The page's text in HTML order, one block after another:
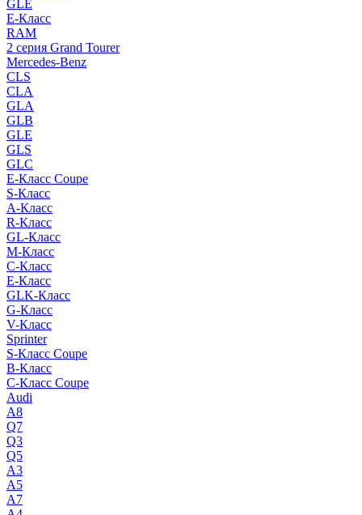
GLE
E-Класс
RAM
2 серия Grand Tourer
Mercedes-Benz
CLS
CLA
GLA
GLB
GLE
GLS
GLC
E-Класс Coupe
S-Класс
A-Класс
R-Класс
GL-Класс
M-Класс
C-Класс
E-Класс
GLK-Класс
G-Класс
V-Класс
Sprinter
S-Класс Сoupe
B-Класс
C-Класс Coupe
Audi
A8
Q7
Q3
Q5
A3
A5
A7